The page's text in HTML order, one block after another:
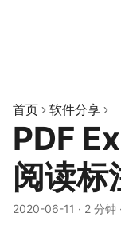
首页 软件分享
PDF
阅读标
2020-06-11 · 2 分钟